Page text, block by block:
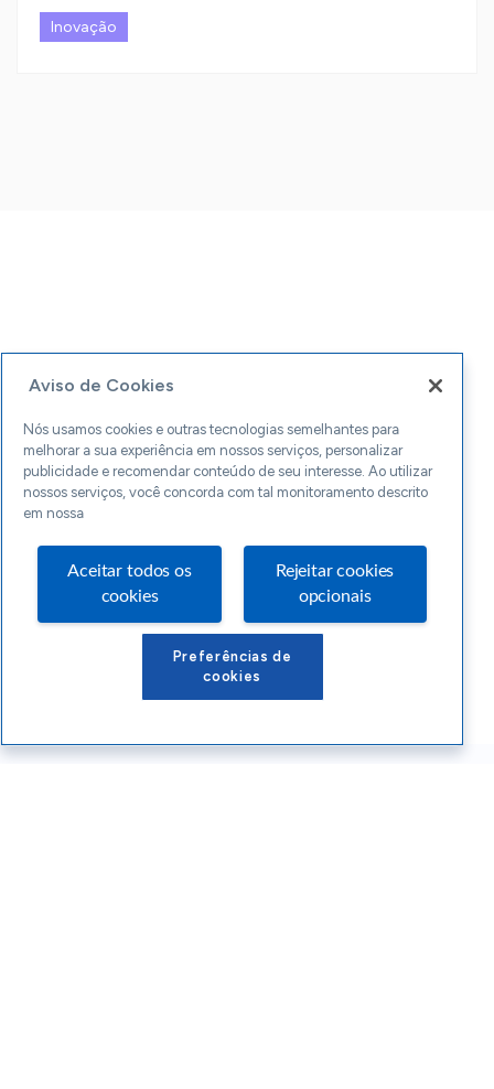
Inovação
Aviso de Cookies
Nós usamos cookies e outras tecnologias semelhantes para
melhorar a sua experiência em nossos serviços, personalizar
publicidade e recomendar conteúdo de seu interesse. Ao utilizar
nossos serviços, você concorda com tal monitoramento descrito
em nossa
Aceitar todos os
cookies
Rejeitar cookies
opcionais
Preferências de
cookies